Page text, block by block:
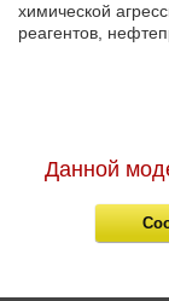
химической
реагентов,
Данной